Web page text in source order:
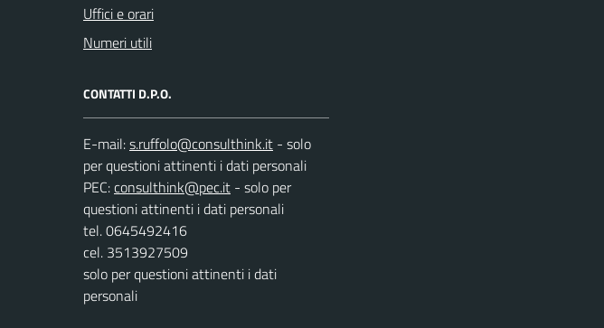
Uffici e orari
Numeri utili
CONTATTI D.P.O.
E-mail:
- solo
per questioni attinenti i dati personali
PEC:
- solo per
questioni attinenti i dati personali
tel. 0645492416
cel. 3513927509
solo per questioni attinenti i dati
personali